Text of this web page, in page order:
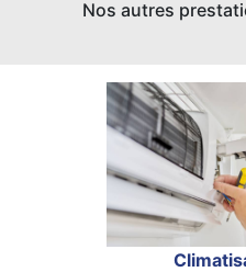
Nos autres